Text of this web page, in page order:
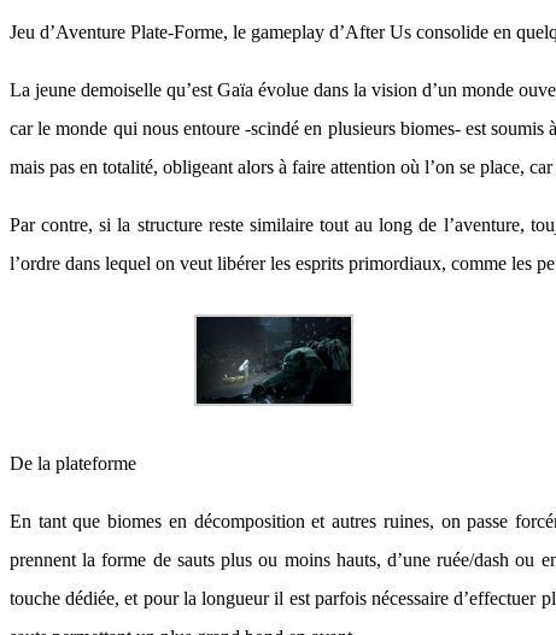
Jeu d’Aventure Plate-Forme, le gameplay d’After Us consolide en
La jeune demoiselle qu’est Gaïa évolue dans la vision d’un monde
car le monde qui nous entoure -scindé en plusieurs biomes- est
mais pas en totalité, obligeant alors à faire attention où l’on se place,
Par contre, si la structure reste similaire tout au long de l’aventure,
l’ordre dans lequel on veut libérer les esprits primordiaux, comme les
De la plateforme
En tant que biomes en décomposition et autres ruines, on passe
prennent la forme de sauts plus ou moins hauts, d’une ruée/dash ou
touche dédiée, et pour la longueur il est parfois nécessaire d’effectuer